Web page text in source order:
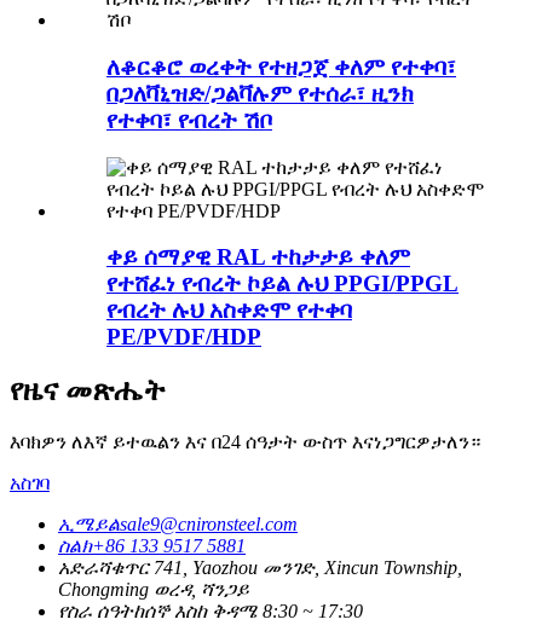
ለቆርቆሮ ወረቀት የተዘጋጀ ቀለም የተቀባ፣
በጋለቫኒዝድ/ጋልቫሉም የተሰራ፣ ዚንክ
የተቀባ፣ የብረት ሽቦ
ቀይ ሰማያዊ RAL ተከታታይ ቀለም
የተሸፈነ የብረት ኮይል ሉህ PPGI/PPGL
የብረት ሉህ አስቀድሞ የተቀባ
PE/PVDF/HDP
የዜና መጽሔት
እባክዎን ለእኛ ይተዉልን እና በ24 ሰዓታት ውስጥ እናነጋግርዎታለን።
አስገባ
ኢሜይልsale9@cnironsteel.com
ስልክ+86 133 9517 5881
አድራሻቁጥር 741, Yaozhou መንገድ, Xincun Township,
Chongming ወረዳ, ሻንጋይ
የስራ ሰዓትከሰኞ እስከ ቅዳሜ 8:30 ~ 17:30